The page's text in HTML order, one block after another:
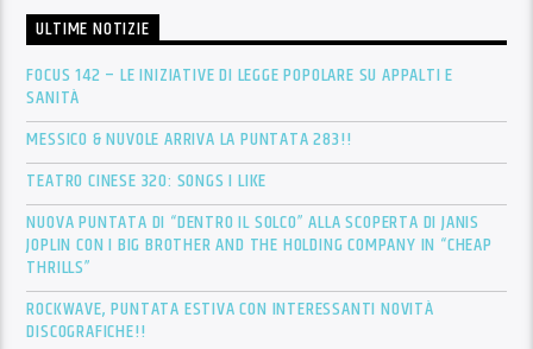
ULTIME NOTIZIE
FOCUS 142 – LE INIZIATIVE DI LEGGE POPOLARE SU APPALTI E
SANITÀ
MESSICO & NUVOLE ARRIVA LA PUNTATA 283!!
TEATRO CINESE 320: SONGS I LIKE
NUOVA PUNTATA DI “DENTRO IL SOLCO” ALLA SCOPERTA DI JANIS
JOPLIN CON I BIG BROTHER AND THE HOLDING COMPANY IN “CHEAP
THRILLS”
ROCKWAVE, PUNTATA ESTIVA CON INTERESSANTI NOVITÀ
DISCOGRAFICHE!!